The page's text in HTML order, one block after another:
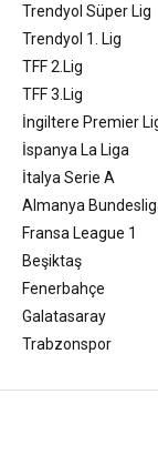
Trendyol Süper Lig
Trendyol 1. Lig
TFF 2.Lig
TFF 3.Lig
İngiltere Premier
İspanya La Liga
İtalya Serie A
Almanya
Fransa League 1
Beşiktaş
Fenerbahçe
Galatasaray
Trabzonspor